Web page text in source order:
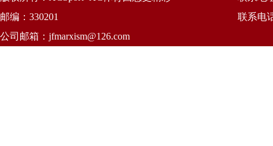
邮编：330201
联系电
公司邮箱： jfmarxism@126.com